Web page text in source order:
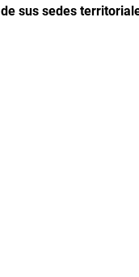
de sus sedes